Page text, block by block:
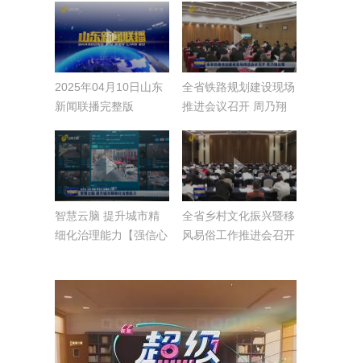
2025年04月10日山东
新闻联播完整版
全省铁路规划建设现场
推进会议召开 周乃翔
智慧云脑 提升城市精
细化治理能力【强信心
全省乡村文化振兴暨移
风易俗工作推进会召开